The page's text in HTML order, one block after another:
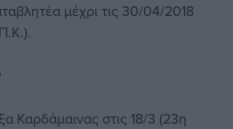
μέχρι τις 30/04/2018
Καρδάμαινας στις 18/3 (23η